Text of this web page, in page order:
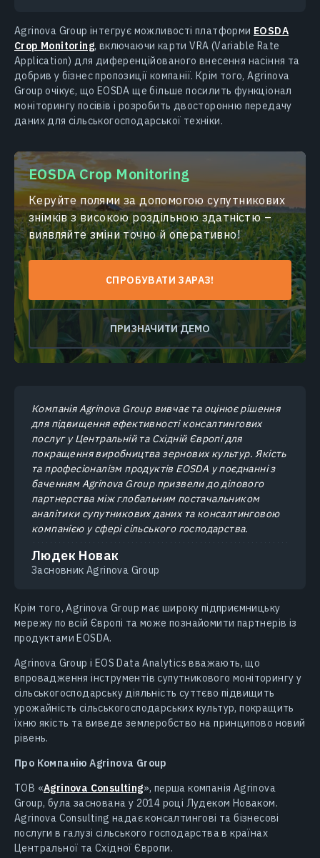
Agrinova Group інтегрує можливості платформи EOSDA
Crop Monitoring, включаючи карти VRA (Variable Rate
Application) для диференційованого внесення насіння та
добрив у бізнес пропозиції компанії. Крім того, Agrinova
Group очікує, що EOSDA ще більше посилить функціонал
моніторингу посівів і розробить двосторонню передачу
даних для сільськогосподарської техніки.
EOSDA Crop Monitoring
Керуйте полями за допомогою супутникових
знімків з високою роздільною здатністю –
виявляйте зміни точно й оперативно!
СПРОБУВАТИ ЗАРАЗ!
ПРИЗНАЧИТИ ДЕМО
Компанія Agrinova Group вивчає та оцінює рішення
для підвищення ефективності консалтингових
послуг у Центральній та Східній Європі для
покращення виробництва зернових культур. Якість
та професіоналізм продуктів EOSDA у поєднанні з
баченням Agrinova Group призвели до ділового
партнерства між глобальним постачальником
аналітики супутникових даних та консалтинговою
компанією у сфері сільського господарства.
Людек Новак
Засновник Agrinova Group
Крім того, Agrinova Group має широку підприємницьку
мережу по всій Європі та може познайомити партнерів із
продуктами EOSDA.
Agrinova Group і EOS Data Analytics вважають, що
впровадження інструментів супутникового моніторингу у
сільськогосподарську діяльність суттєво підвищить
урожайність сільськогосподарських культур, покращить
їхню якість та виведе землеробство на принципово новий
рівень.
Про Компанію Agrinova Group
ТОВ «Agrinova Consulting», перша компанія Agrinova
Group, була заснована у 2014 році Лудеком Новаком.
Agrinova Consulting надає консалтингові та бізнесові
послуги в галузі сільського господарства в країнах
Центральної та Східної Європи.